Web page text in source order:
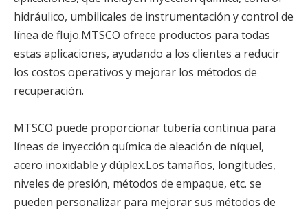
hidráulico, umbilicales de instrumentación y control de
línea de flujo.MTSCO ofrece productos para todas
estas aplicaciones, ayudando a los clientes a reducir
los costos operativos y mejorar los métodos de
recuperación.
MTSCO puede proporcionar tubería continua para
líneas de inyección química de aleación de níquel,
acero inoxidable y dúplex.Los tamaños, longitudes,
niveles de presión, métodos de empaque, etc. se
pueden personalizar para mejorar sus métodos de